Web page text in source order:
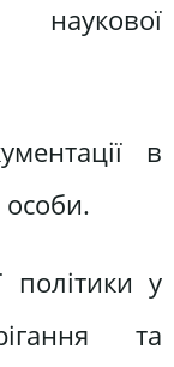
наукової
в
особи.
у
та